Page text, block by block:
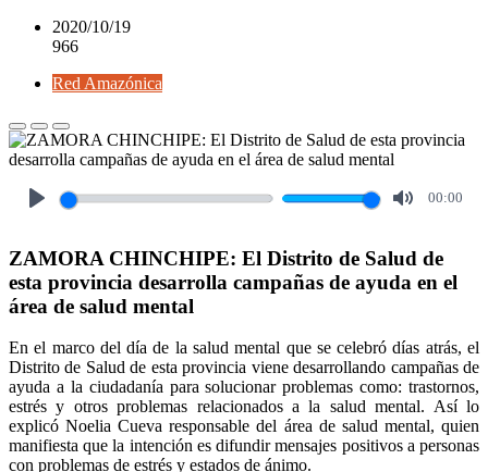
2020/10/19
966
Red Amazónica
00:00
ZAMORA CHINCHIPE: El Distrito de Salud de
esta provincia desarrolla campañas de ayuda en el
área de salud mental
En el marco del día de la salud mental que se celebró días atrás, el
Distrito de Salud de esta provincia viene desarrollando campañas de
ayuda a la ciudadanía para solucionar problemas como: trastornos,
estrés y otros problemas relacionados a la salud mental. Así lo
explicó Noelia Cueva responsable del área de salud mental, quien
manifiesta que la intención es difundir mensajes positivos a personas
con problemas de estrés y estados de ánimo.